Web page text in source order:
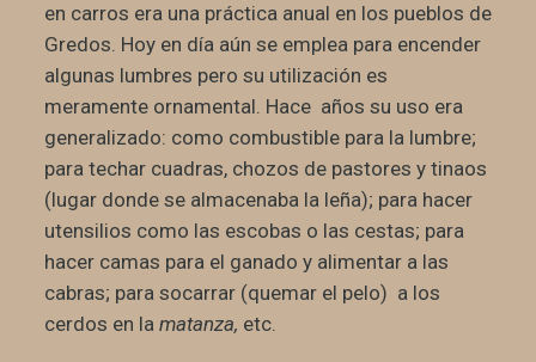
en carros era una práctica anual en los pueblos de
Gredos. Hoy en día aún se emplea para encender
algunas lumbres pero su utilización es
meramente ornamental. Hace años su uso era
generalizado: como combustible para la lumbre;
para techar cuadras, chozos de pastores y tinaos
(lugar donde se almacenaba la leña); para hacer
utensilios como las escobas o las cestas; para
hacer camas para el ganado y alimentar a las
cabras; para socarrar (quemar el pelo) a los
cerdos en la matanza, etc.